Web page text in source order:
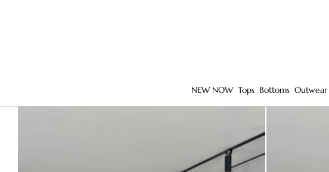
NEW NOW Tops Bottoms Outwear